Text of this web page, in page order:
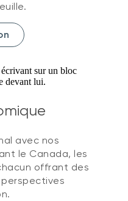
avec nos
le Canada, les
offrant des